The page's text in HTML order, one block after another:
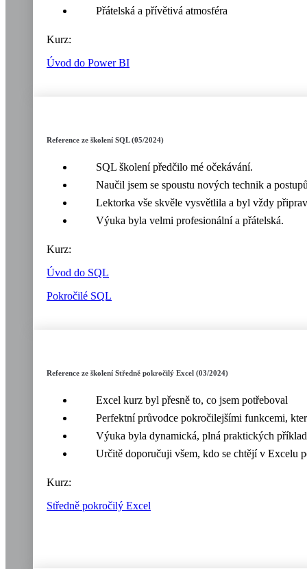
Přátelská a přívětivá atmosféra
Kurz:
Úvod do Power BI
Reference ze školení SQL (05/2024)
SQL školení předčilo mé očekávání.
Naučil jsem se spoustu nových technik a
Lektorka vše skvěle vysvětlila a byl vždy
Výuka byla velmi profesionální a přátelská.
Kurz:
Úvod do SQL
Pokročilé SQL
Reference ze školení Středně pokročilý Excel (03/2024)
Excel kurz byl přesně to, co jsem potřeboval
Perfektní průvodce pokročilejšími funkcemi,
Výuka byla dynamická, plná praktických
Určitě doporučuji všem, kdo se chtějí v Excelu
Kurz:
Středně pokročilý Excel